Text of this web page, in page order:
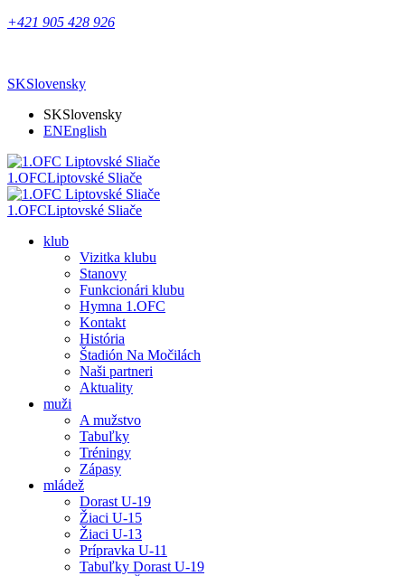
+421 905 428 926
SKSlovensky
SKSlovensky
ENEnglish
1.OFCLiptovské Sliače
1.OFCLiptovské Sliače
klub
Vizitka klubu
Stanovy
Funkcionári klubu
Hymna 1.OFC
Kontakt
História
Štadión Na Močilách
Naši partneri
Aktuality
muži
A mužstvo
Tabuľky
Tréningy
Zápasy
mládež
Dorast U-19
Žiaci U-15
Žiaci U-13
Prípravka U-11
Tabuľky Dorast U-19